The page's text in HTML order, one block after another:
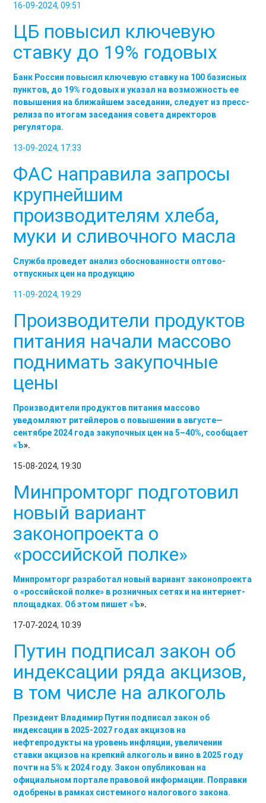
16-09-2024, 09:51
ЦБ повысил ключевую
ставку до 19% годовых
Банк России повысил ключевую ставку на 100 базисных
пунктов, до 19% годовых и указал на возможность ее
повышения на ближайшем заседании, следует из пресс-
релиза по итогам заседания совета директоров
регулятора.
13-09-2024, 17:33
ФАС направила запросы
крупнейшим
производителям хлеба,
муки и сливочного масла
Служба проведет анализ обоснованности оптово-
отпускных цен на продукцию
11-09-2024, 19:29
Производители продуктов
питания начали массово
поднимать закупочные
цены
Производители продуктов питания массово
уведомляют ритейлеров о повышении в августе—
сентябре 2024 года закупочных цен на 5–40%, сообщает
«Ъ».
15-08-2024, 19:30
Минпромторг подготовил
новый вариант
законопроекта о
«российской полке»
Минпромторг разработал новый вариант законопроекта
о «российской полке» в розничных сетях и на интернет-
площадках. Об этом пишет «Ъ».
17-07-2024, 10:39
Путин подписал закон об
индексации ряда акцизов,
в том числе на алкоголь
Президент Владимир Путин подписал закон об
индексации в 2025-2027 годах акцизов на
нефтепродукты на уровень инфляции, увеличении
ставки акцизов на крепкий алкоголь и вино в 2025 году
почти на 5% к 2024 году. Закон опубликован на
официальном портале правовой информации. Поправки
одобрены в рамках системного налогового закона.